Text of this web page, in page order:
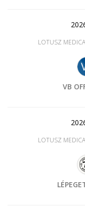
LOTUSZ
VB
LOTUSZ